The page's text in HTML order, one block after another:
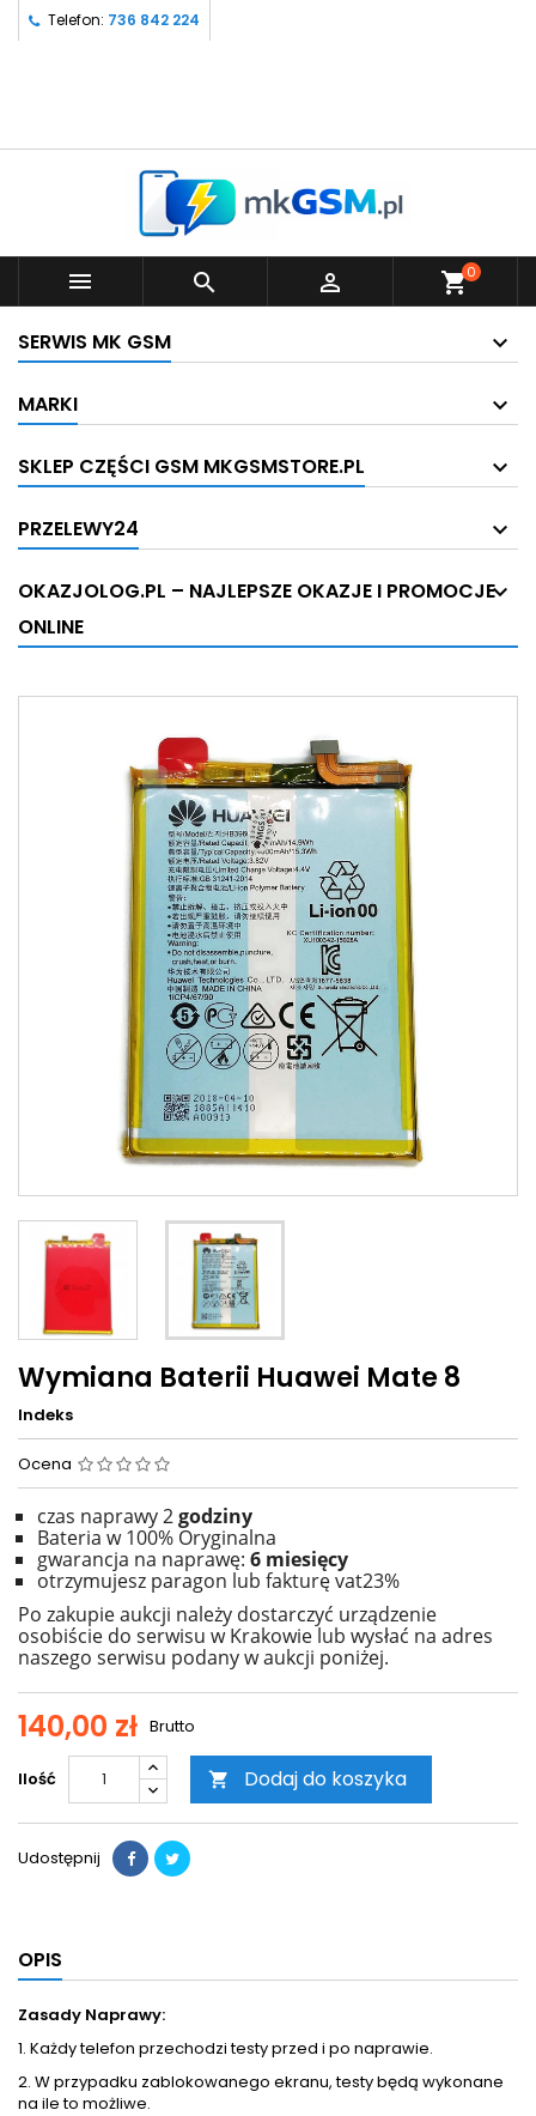
Telefon: 736 842 224
   shopping_cart0
SERWIS MK GSM
MARKI
SKLEP CZĘŚCI GSM MKGSMSTORE.PL
PRZELEWY24
OKAZJOLOG.PL – NAJLEPSZE OKAZJE I PROMOCJE
ONLINE
Wymiana Baterii Huawei Mate 8
Indeks
Ocena
czas naprawy 2godziny
Bateria w 100% Oryginalna
gwarancja na naprawę: 6 miesięcy
otrzymujesz paragon lub fakturę vat23%
Po zakupie aukcji należy dostarczyć urządzenie
osobiście do serwisu w Krakowie lub wysłać na adres
naszego serwisu podany w aukcji poniżej.
140,00 zł Brutto
Ilość  Dodaj do koszyka
Udostępnij
OPIS
Zasady Naprawy:
1. Każdy telefon przechodzi testy przed i po naprawie.
2. W przypadku zablokowanego ekranu, testy będą wykonane
na ile to możliwe.